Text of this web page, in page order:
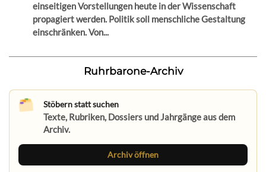
einseitigen Vorstellungen heute in der Wissenschaft
propagiert werden. Politik soll menschliche Gestaltung
einschränken. Von...
Ruhrbarone-Archiv
Stöbern statt suchen
Texte, Rubriken, Dossiers und Jahrgänge aus dem
Archiv.
Archiv öffnen